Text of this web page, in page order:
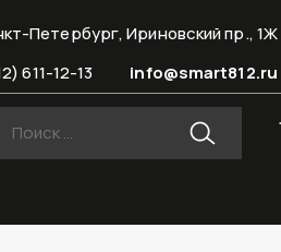
Петербург, Ириновский пр., 1Ж
info@smart812.ru
611-12-13